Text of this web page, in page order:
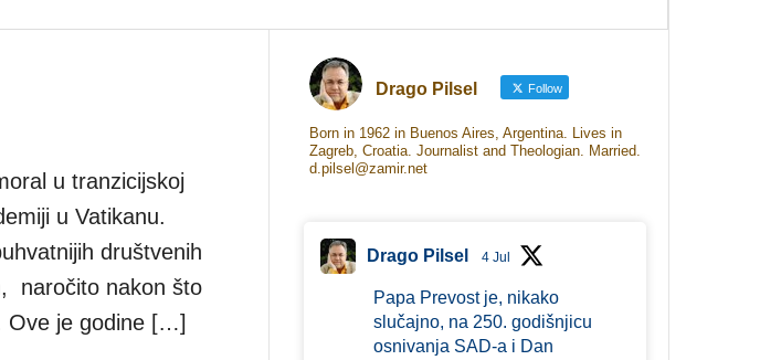
u tranzicijskoj
u Vatikanu.
društvenih
naročito nakon što
Ove je godine […]
Drago Pilsel Follow
Born in 1962 in Buenos Aires, Argentina. Lives in
Zagreb, Croatia. Journalist and Theologian. Married.
d.pilsel@zamir.net
Drago Pilsel 4 Jul
Papa Prevost je, nikako
slučajno, na 250. godišnjicu
osnivanja SAD-a i Dan